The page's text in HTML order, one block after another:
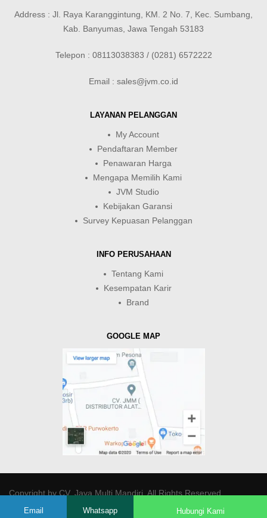
Address : Jl. Raya Karanggintung, KM. 2 No. 7, Kec. Sumbang,
Kab. Banyumas, Jawa Tengah 53183
Telepon : 08113038383 / (0281) 6572222
Email : sales@jvm.co.id
LAYANAN PELANGGAN
My Account
Pendaftaran Member
Penawaran Harga
Mengapa Memilih Kami
JVM Studio
Kebijakan Garansi
Survey Kepuasan Pelanggan
INFO PERUSAHAAN
Tentang Kami
Kesempatan Karir
Brand
GOOGLE MAP
Copyright byCV. Java Multi Mandiri. All Rights Reserved.
Email Whatsapp Hubungi Kami